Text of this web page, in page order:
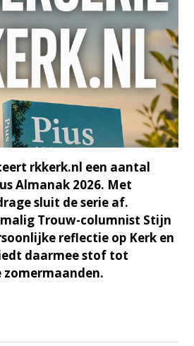
rkkerk.nl een aantal
Almanak 2026. Met
sluit de serie af.
Trouw-columnist Stijn
reflectie op Kerk en
daarmee stof tot
zomermaanden.